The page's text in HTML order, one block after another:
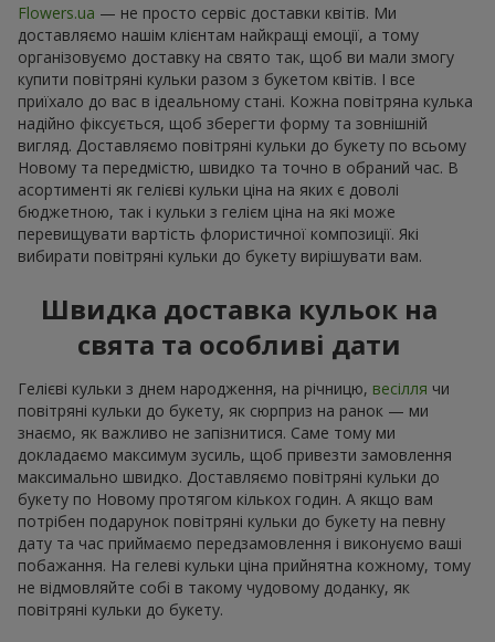
Flowers.ua — не просто сервіс доставки квітів. Ми
доставляємо нашім клієнтам найкращі емоції, а тому
організовуємо доставку на свято так, щоб ви мали змогу
купити повітряні кульки разом з букетом квітів. І все
приїхало до вас в ідеальному стані. Кожна повітряна кулька
надійно фіксується, щоб зберегти форму та зовнішній
вигляд. Доставляємо повітряні кульки до букету по всьому
Новому та передмістю, швидко та точно в обраний час. В
асортименті як гелієві кульки ціна на яких є доволі
бюджетною, так і кульки з гелієм ціна на які може
перевищувати вартість флористичної композиції. Які
вибирати повітряні кульки до букету вирішувати вам.
Швидка доставка кульок на
свята та особливі дати
Гелієві кульки з днем народження, на річницю, весілля чи
повітряні кульки до букету, як сюрприз на ранок — ми
знаємо, як важливо не запізнитися. Саме тому ми
докладаємо максимум зусиль, щоб привезти замовлення
максимально швидко. Доставляємо повітряні кульки до
букету по Новому протягом кількох годин. А якщо вам
потрібен подарунок повітряні кульки до букету на певну
дату та час приймаємо передзамовлення і виконуємо ваші
побажання. На гелеві кульки ціна прийнятна кожному, тому
не відмовляйте собі в такому чудовому доданку, як
повітряні кульки до букету.